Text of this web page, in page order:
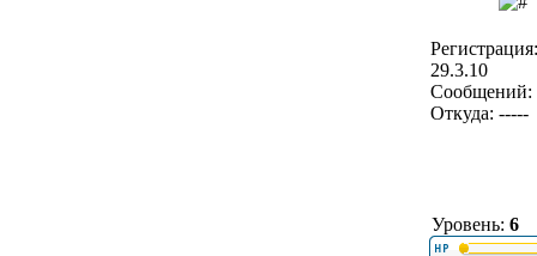
Регистрация:
29.3.10
Сообщений:
Откуда: -----
Уровень: 6